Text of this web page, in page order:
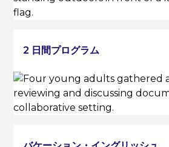
2 日間プログラム